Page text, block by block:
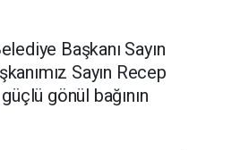
Başkanı Sayın
Sayın Recep
gönül bağının